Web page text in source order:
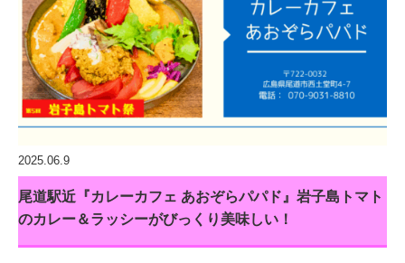
2025.06.9
尾道駅近『カレーカフェ あおぞらパパド』岩子島トマト
のカレー＆ラッシーがびっくり美味しい！